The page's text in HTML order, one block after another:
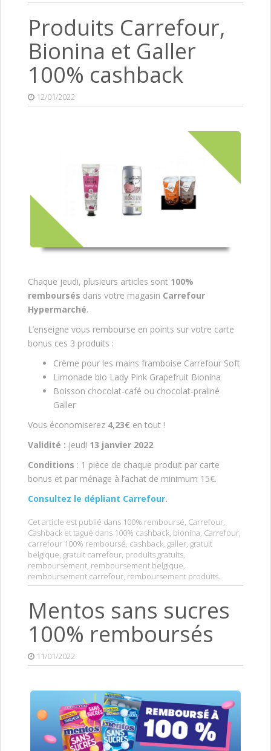
Produits Carrefour,
Bionina et Galler
100% cashback
12/01/2022
Chaque jeudi, plusieurs articles sont 100%
remboursés dans votre magasin Carrefour
Hypermarché.
L’enseigne vous rembourse en points sur votre carte
bonus ces 3 produits :
Crème pour les mains framboise Carrefour Soft
Limonade bio Lady Pink Grapefruit Bionina
Boisson chocolat-café ou chocolat-praliné
Galler
Vous économiserez 4,23€ en tout !
Validité : jeudi 13 janvier 2022.
Conditions : 1 pièce de chaque produit par carte
bonus et par ménage à l’achat de minimum 15€.
Consultez le dépliant Carrefour.
Cet article est publié dans 100% remboursé, Carrefour,
Cashback et tagué dans 100% cashback, bionina, Carrefour,
carrefour 100% remboursé, cashback, galler, gratuit
belgique, gratuit carrefour, produits gratuits,
remboursement, remboursement belgique,
remboursement carrefour, remboursement produits.
Mentos sans sucres
100% remboursés
11/01/2022